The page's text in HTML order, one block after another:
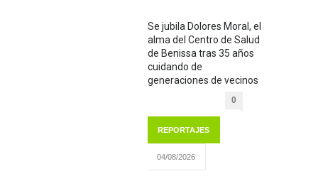
Se jubila Dolores Moral, el
alma del Centro de Salud
de Benissa tras 35 años
cuidando de
generaciones de vecinos
0
REPORTAJES
04/08/2026